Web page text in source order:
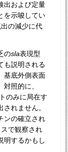
出および定量
を示唆してい
の減少に代
のsla表現型
も説明される
基底外側表面
照的に、
のみに局在す
れません。
ンの確立され
で観察され
明するかもし